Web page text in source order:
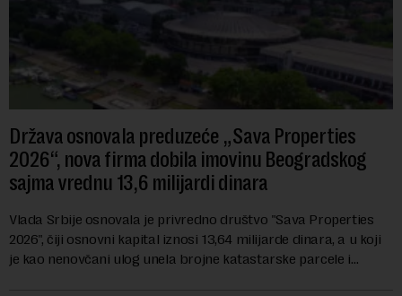
Država osnovala preduzeće „Sava Properties
2026“, nova firma dobila imovinu Beogradskog
sajma vrednu 13,6 milijardi dinara
Vlada Srbije osnovala je privredno društvo "Sava Properties
2026", čiji osnovni kapital iznosi 13,64 milijarde dinara, a u koji
je kao nenovčani ulog unela brojne katastarske parcele i